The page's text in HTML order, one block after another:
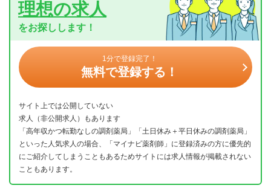
理想の求人
をお探しします！
1分で登録完了！
無料で登録する！
サイト上では公開していない
求人（非公開求人）もあります
「高年収かつ転勤なしの調剤薬局」「土日休み＋平日休みの調剤薬局」
といった人気求人の場合、「マイナビ薬剤師」に登録済みの方に優先的
にご紹介してしまうこともあるためサイトには求人情報が掲載されない
こともあります。